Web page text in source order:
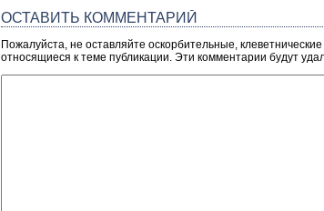
ОСТАВИТЬ КОММЕНТАРИЙ
Пожалуйста, не оставляйте оскорбительные,
относящиеся к теме публикации. Эти комментарии будут